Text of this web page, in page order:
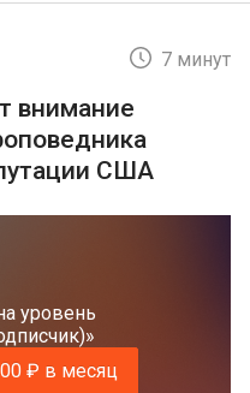
7 минут
внимание
США
уровень
₽ в месяц